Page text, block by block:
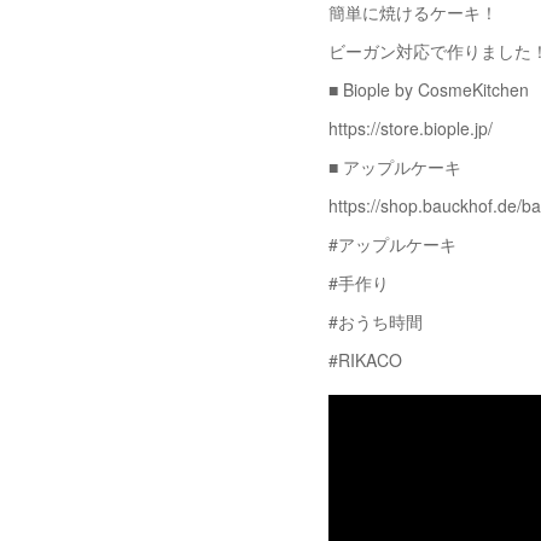
簡単に焼けるケーキ！
ビーガン対応で作りました！
■ Biople by CosmeKitchen
https://store.biople.jp/
■ アップルケーキ
https://shop.bauckhof.de/
#アップルケーキ
#手作り
#おうち時間
#RIKACO